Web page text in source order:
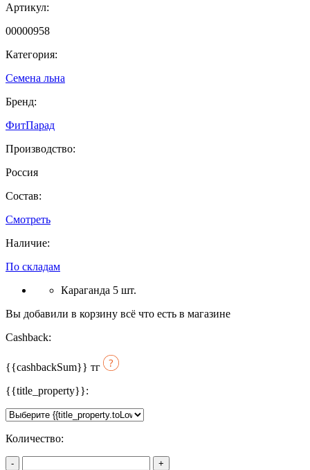
Артикул:
00000958
Категория:
Семена льна
Бренд:
ФитПарад
Производство:
Россия
Состав:
Смотреть
Наличие:
По складам
Караганда 5 шт.
Вы добавили в корзину всё что есть в магазине
Cashback:
{{cashbackSum}} тг
{{title_property}}:
Количество:
- +